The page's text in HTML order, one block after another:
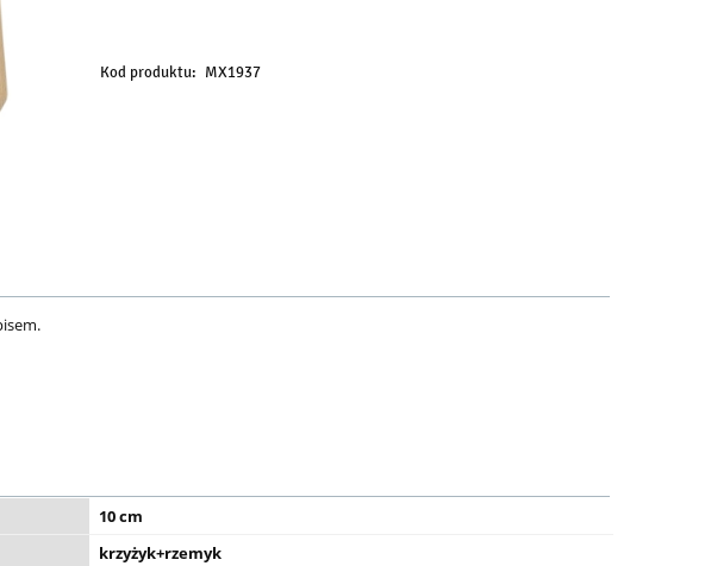
Kod produktu: MX1937
10 cm
krzyżyk+rzemyk